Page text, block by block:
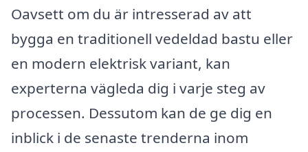
Oavsett om du är intresserad av att
bygga en traditionell vedeldad bastu eller
en modern elektrisk variant, kan
experterna vägleda dig i varje steg av
processen. Dessutom kan de ge dig en
inblick i de senaste trenderna inom